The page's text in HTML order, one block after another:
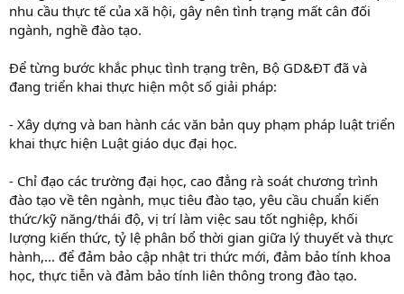
nhu cầu thực tế của xã hội, gây nên tình trạng mất cân đối
ngành, nghề đào tạo.
Để từng bước khắc phục tình trạng trên, Bộ GD&ĐT đã và
đang triển khai thực hiện một số giải pháp:
- Xây dựng và ban hành các văn bản quy phạm pháp luật triển
khai thực hiện Luật giáo dục đại học.
- Chỉ đạo các trường đại học, cao đẳng rà soát chương trình
đào tạo về tên ngành, mục tiêu đào tạo, yêu cầu chuẩn kiến
thức/kỹ năng/thái độ, vị trí làm việc sau tốt nghiệp, khối
lượng kiến thức, tỷ lệ phân bổ thời gian giữa lý thuyết và thực
hành,... để đảm bảo cập nhật tri thức mới, đảm bảo tính khoa
học, thực tiễn và đảm bảo tính liên thông trong đào tạo.